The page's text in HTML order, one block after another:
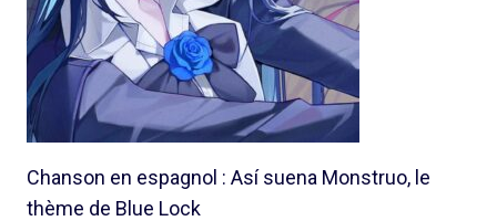
Chanson en espagnol : Así suena Monstruo, le
thème de Blue Lock